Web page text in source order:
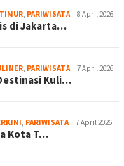
PARIWISATA 8 April 2026
di Jakarta…
PARIWISATA 7 April 2026
Kuli…
PARIWISATA 7 April 2026
Kota T…